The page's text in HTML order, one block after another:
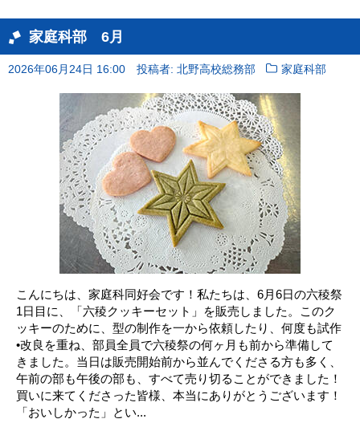
家庭科部 6月
2026年06月24日 16:00 投稿者: 北野高校総務部 家庭科部
こんにちは、家庭科同好会です！私たちは、6月6日の六稜祭
1日目に、「六稜クッキーセット」を販売しました。このク
ッキーのために、型の制作を一から依頼したり、何度も試作
•改良を重ね、部員全員で六稜祭の何ヶ月も前から準備して
きました。当日は販売開始前から並んでくださる方も多く、
午前の部も午後の部も、すべて売り切ることができました！
買いに来てくださった皆様、本当にありがとうございます！
「おいしかった」とい...